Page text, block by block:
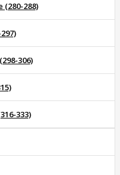
288)
306)
333)